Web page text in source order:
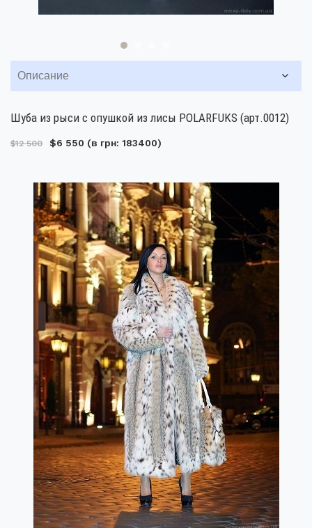
Описание
Шуба из рыси с опушкой из лисы POLARFUKS (арт.0012)
$12 500 $6 550 (в грн: 183400)